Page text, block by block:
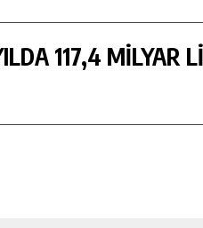
117,4 MİLYAR